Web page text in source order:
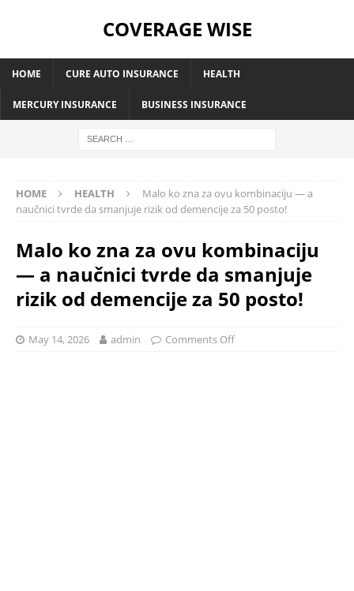
COVERAGE WISE
HOME CURE AUTO INSURANCE HEALTH
MERCURY INSURANCE BUSINESS INSURANCE
HOME HEALTH
Malo ko zna za ovu kombinaciju — a
naučnici tvrde da smanjuje rizik od demencije za 50 posto!
Malo ko zna za ovu kombinaciju
— a naučnici tvrde da smanjuje
rizik od demencije za 50 posto!
May 14, 2026 admin Comments Off